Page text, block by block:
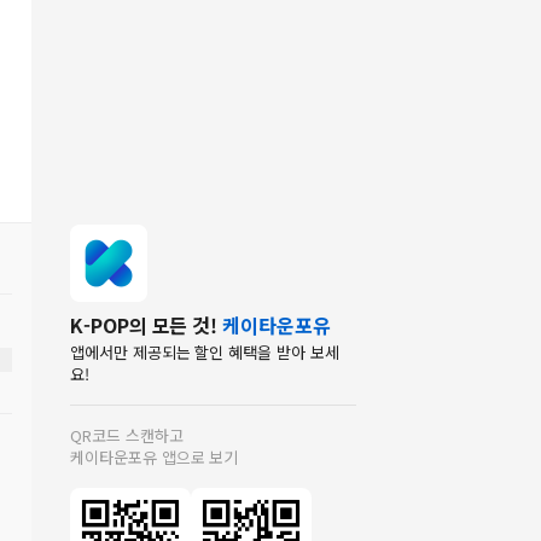
K-POP의 모든 것! 케이타운포유
앱에서만 제공되는 할인 혜택을 받아 보세
요!
QR코드 스캔하고
케이타운포유 앱으로 보기